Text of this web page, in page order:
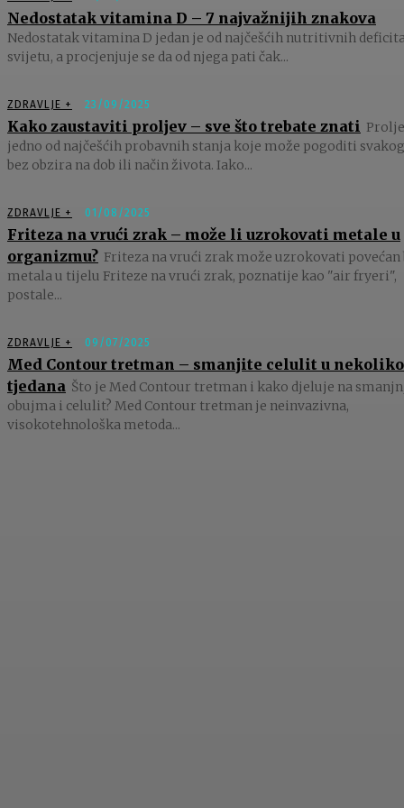
Nedostatak vitamina D – 7 najvažnijih znakova
Nedostatak vitamina D jedan je od najčešćih nutritivnih
svijetu, a procjenjuje se da od njega pati čak...
ZDRAVLJE + 23/09/2025
Kako zaustaviti proljev – sve što trebate znati
jedno od najčešćih probavnih stanja koje može pogoditi
bez obzira na dob ili način života. Iako...
ZDRAVLJE + 01/08/2025
Friteza na vrući zrak – može li uzrokovati metale u
organizmu? Friteza na vrući zrak može uzrokovati
metala u tijelu Friteze na vrući zrak, poznatije kao "air fryeri",
postale...
ZDRAVLJE + 09/07/2025
Med Contour tretman – smanjite celulit u nekoliko
tjedana Što je Med Contour tretman i kako djeluje na
obujma i celulit? Med Contour tretman je neinvazivna,
visokotehnološka metoda...